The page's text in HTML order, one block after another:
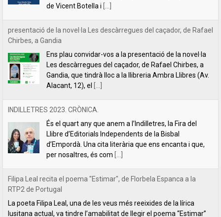
Alacant, 12), el [...]
INDILLETRES 2023. CRÒNICA.
És el quart any que anem a l’Indilletres, la Fira del
Llibre d’Editorials Independents de la Bisbal
d’Empordà. Una cita literària que ens encanta i que,
per nosaltres, és com[...]
Filipa Leal recita el poema "Estimar", de Florbela Espanca a la
RTP2 de Portugal
La poeta Filipa Leal, una de les veus més reeixides de la lírica
lusitana actual, va tindre l’amabilitat de llegir el poema “Estimar”
de Florbela Espanca al programa de literatura[...]
Florbela Espanca, la diva de les lletres portugueses
L’editorial Lletra Impresa acaba de publicar en català
la primera obra íntegra de poesia de Florbela
Espanca. Es tracta de Bruc en flor (Charneca em flor,
en portuguès), considerat el[...]